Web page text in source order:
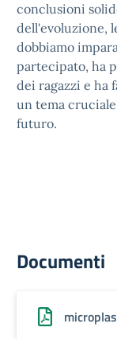
conclusioni
dell'evoluzione,
dobbiamo
partecipato, ha
dei ragazzi e ha
un tema
futuro.
Documenti